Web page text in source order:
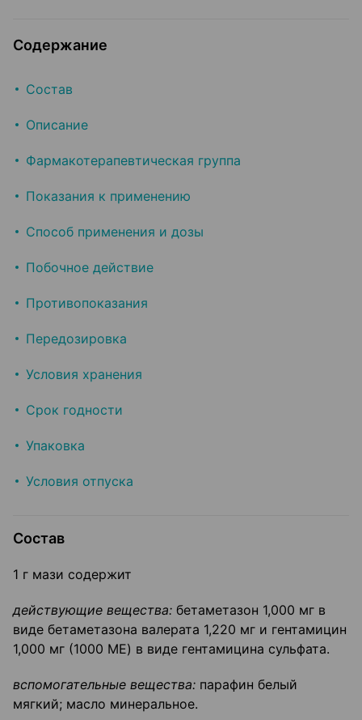
Содержание
Состав
Описание
Фармакотерапевтическая группа
Показания к применению
Способ применения и дозы
Побочное действие
Противопоказания
Передозировка
Условия хранения
Срок годности
Упаковка
Условия отпуска
Состав
1 г мази содержит
действующие вещества: бетаметазон 1,000 мг в
виде бетаметазона валерата 1,220 мг и гентамицин
1,000 мг (1000 ME) в виде гентамицина сульфата.
вспомогательные вещества: парафин белый
мягкий; масло минеральное.